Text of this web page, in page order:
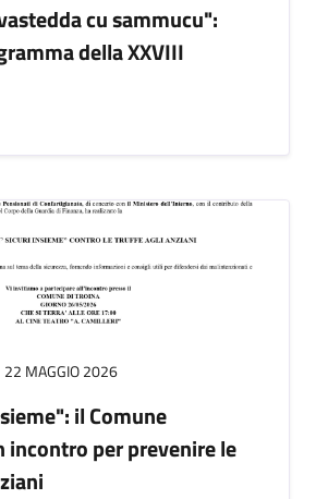
cu sammucu":
della XXVIII
22 MAGGIO 2026
il Comune
incontro per prevenire le